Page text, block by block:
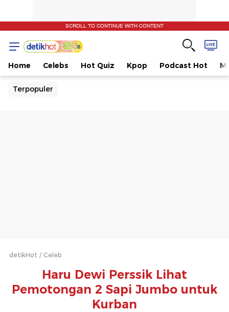
SCROLL TO CONTINUE WITH CONTENT
Home Celebs Hot Quiz Kpop Podcast Hot
Terpopuler
detikHot Celeb
Haru Dewi Perssik Lihat
Pemotongan 2 Sapi Jumbo untuk
Kurban